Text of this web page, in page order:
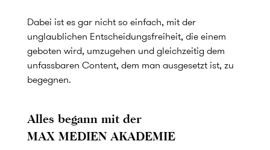
Dabei ist es gar nicht so einfach, mit der
unglaublichen Entscheidungsfreiheit, die einem
geboten wird, umzugehen und gleichzeitig dem
unfassbaren Content, dem man ausgesetzt ist, zu
begegnen.
Alles begann mit der
MAX MEDIEN AKADEMIE